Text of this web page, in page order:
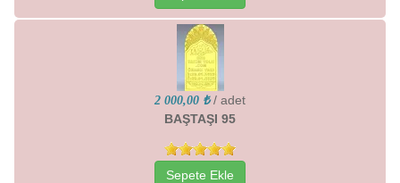
2 000,00 ₺ / adet
BAŞTAŞI 95
Sepete Ekle